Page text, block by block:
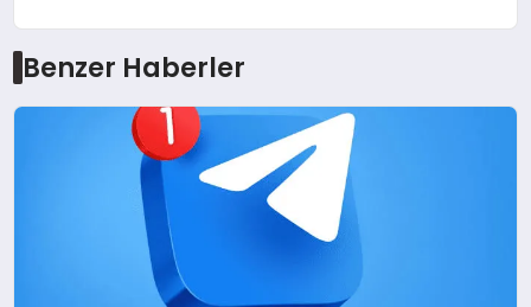
Benzer Haberler